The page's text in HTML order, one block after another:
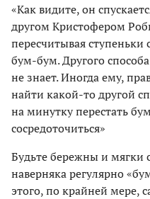
«Как видите, он
другом Кристофером
пересчитывая
бум-бум. Другого
не знает. Иногда ему,
найти какой-то другой
на минутку перестать
сосредоточиться»
Будьте бережны и мягки
наверняка регулярно
этого, по крайней мере,